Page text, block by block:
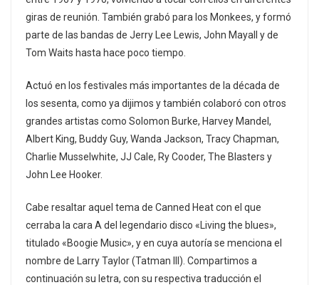
giras de reunión. También grabó para los Monkees, y formó
parte de las bandas de Jerry Lee Lewis, John Mayall y de
Tom Waits hasta hace poco tiempo.
Actuó en los festivales más importantes de la década de
los sesenta, como ya dijimos y también colaboró con otros
grandes artistas como Solomon Burke, Harvey Mandel,
Albert King, Buddy Guy, Wanda Jackson, Tracy Chapman,
Charlie Musselwhite, JJ Cale, Ry Cooder, The Blasters y
John Lee Hooker.
Cabe resaltar aquel tema de Canned Heat con el que
cerraba la cara A del legendario disco «Living the blues»,
titulado «Boogie Music», y en cuya autoría se menciona el
nombre de Larry Taylor (Tatman lll). Compartimos a
continuación su letra, con su respectiva traducción el